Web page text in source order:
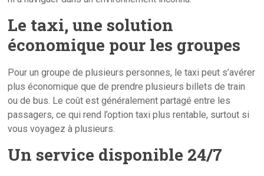
Le taxi, une solution
économique pour les groupes
Pour un groupe de plusieurs personnes, le taxi peut s’avérer
plus économique que de prendre plusieurs billets de train
ou de bus. Le coût est généralement partagé entre les
passagers, ce qui rend l’option taxi plus rentable, surtout si
vous voyagez à plusieurs.
Un service disponible 24/7